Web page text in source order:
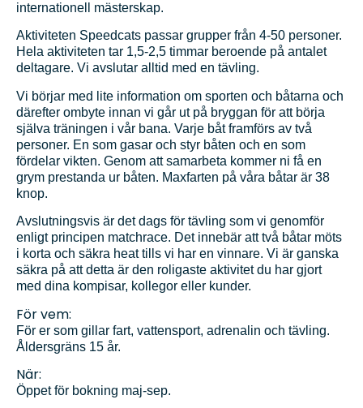
internationell mästerskap.
Aktiviteten Speedcats passar grupper från 4-50 personer.
Hela aktiviteten tar 1,5-2,5 timmar beroende på antalet
deltagare. Vi avslutar alltid med en tävling.
Vi börjar med lite information om sporten och båtarna och
därefter ombyte innan vi går ut på bryggan för att börja
själva träningen i vår bana. Varje båt framförs av två
personer. En som gasar och styr båten och en som
fördelar vikten. Genom att samarbeta kommer ni få en
grym prestanda ur båten. Maxfarten på våra båtar är 38
knop.
Avslutningsvis är det dags för tävling som vi genomför
enligt principen matchrace. Det innebär att två båtar möts
i korta och säkra heat tills vi har en vinnare. Vi är ganska
säkra på att detta är den roligaste aktivitet du har gjort
med dina kompisar, kollegor eller kunder.
​För vem:
För er som gillar fart, vattensport, adrenalin och tävling.
Åldersgräns 15 år.
När:
Öppet för bokning maj-sep.